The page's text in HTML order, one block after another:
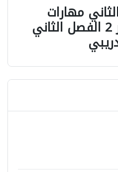
مهارات
الاتصال 150 مهر 2 الفصل الثاني